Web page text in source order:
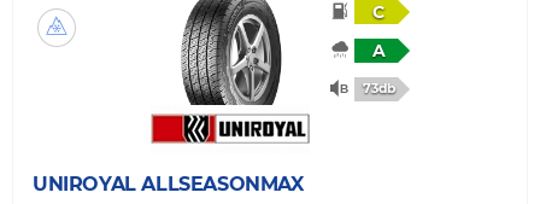
C
A
73db
UNIROYAL ALLSEASONMAX